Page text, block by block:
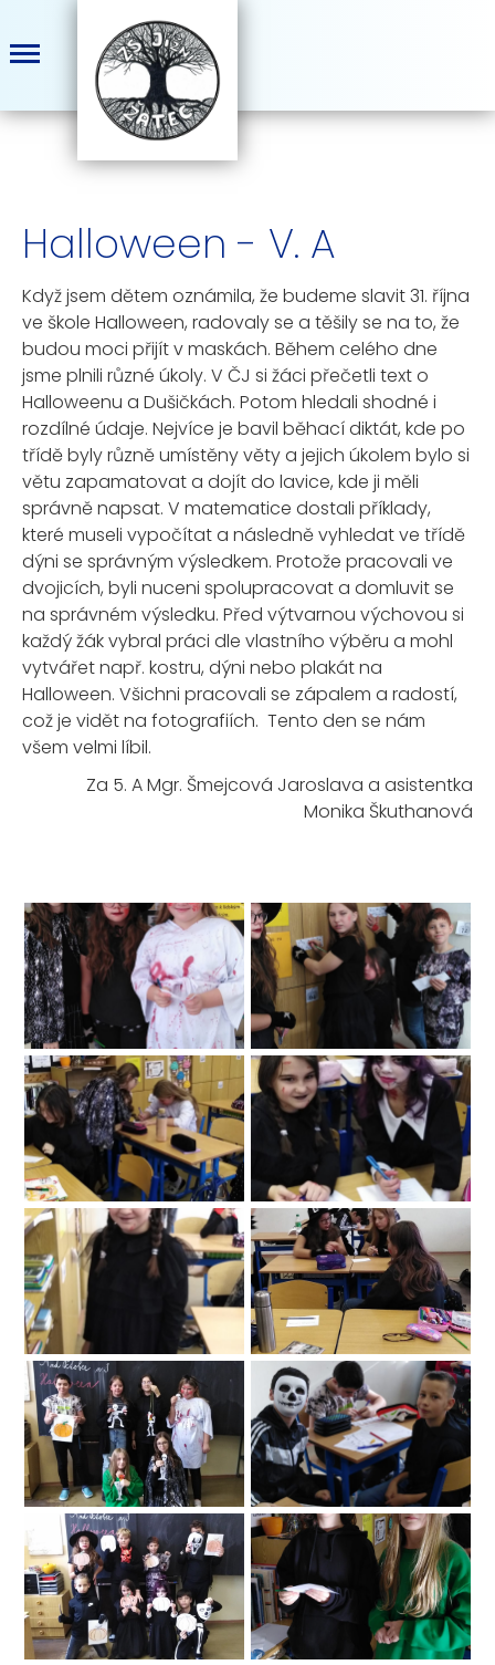
Halloween - V. A
Když jsem dětem oznámila, že budeme slavit 31. října
ve škole Halloween, radovaly se a těšily se na to, že
budou moci přijít v maskách. Během celého dne
jsme plnili různé úkoly. V ČJ si žáci přečetli text o
Halloweenu a Dušičkách. Potom hledali shodné i
rozdílné údaje. Nejvíce je bavil běhací diktát, kde po
třídě byly různě umístěny věty a jejich úkolem bylo si
větu zapamatovat a dojít do lavice, kde ji měli
správně napsat. V matematice dostali příklady,
které museli vypočítat a následně vyhledat ve třídě
dýni se správným výsledkem. Protože pracovali ve
dvojicích, byli nuceni spolupracovat a domluvit se
na správném výsledku. Před výtvarnou výchovou si
každý žák vybral práci dle vlastního výběru a mohl
vytvářet např. kostru, dýni nebo plakát na
Halloween. Všichni pracovali se zápalem a radostí,
což je vidět na fotografiích. Tento den se nám
všem velmi líbil.
Za 5. A Mgr. Šmejcová Jaroslava a asistentka
Monika Škuthanová